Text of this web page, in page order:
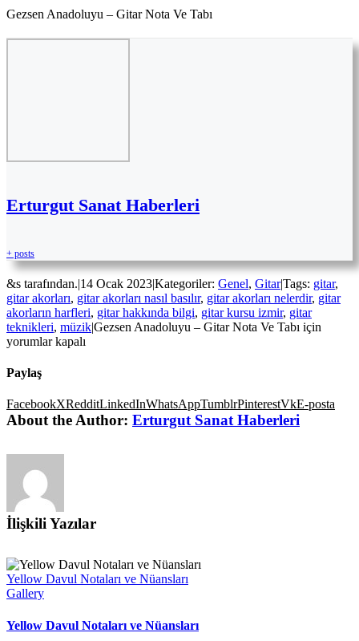
Gezsen Anadoluyu – Gitar Nota Ve Tabı
Erturgut Sanat Haberleri
+ posts
&s tarafından.|14 Ocak 2023|Kategoriler: Genel, Gitar|Tags: gitar,
gitar akorları, gitar akorları nasıl basılır, gitar akorları nelerdir, gitar
akorların harfleri, gitar hakkında bilgi, gitar kursu izmir, gitar
teknikleri, müzik|Gezsen Anadoluyu – Gitar Nota Ve Tabı için
yorumlar kapalı
Paylaş
FacebookXRedditLinkedInWhatsAppTumblrPinterestVkE-posta
About the Author: Erturgut Sanat Haberleri
İlişkili Yazılar
Yellow Davul Notaları ve Nüansları
Gallery
Yellow Davul Notaları ve Nüansları